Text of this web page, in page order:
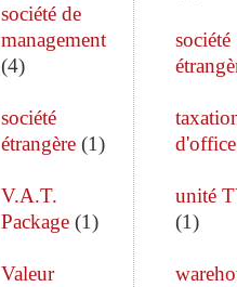
société de
management
(4)
société
étrangère(1)
V.A.T.
Package(1)
Valeur
société
d'office
unité
(1)